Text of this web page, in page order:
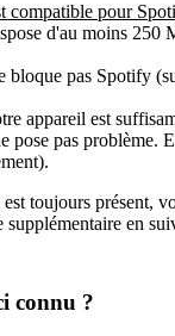
compatible pour
d'au moins 250
bloque pas Spotify
appareil est
pose pas problème.
toujours présent,
supplémentaire en
connu ?